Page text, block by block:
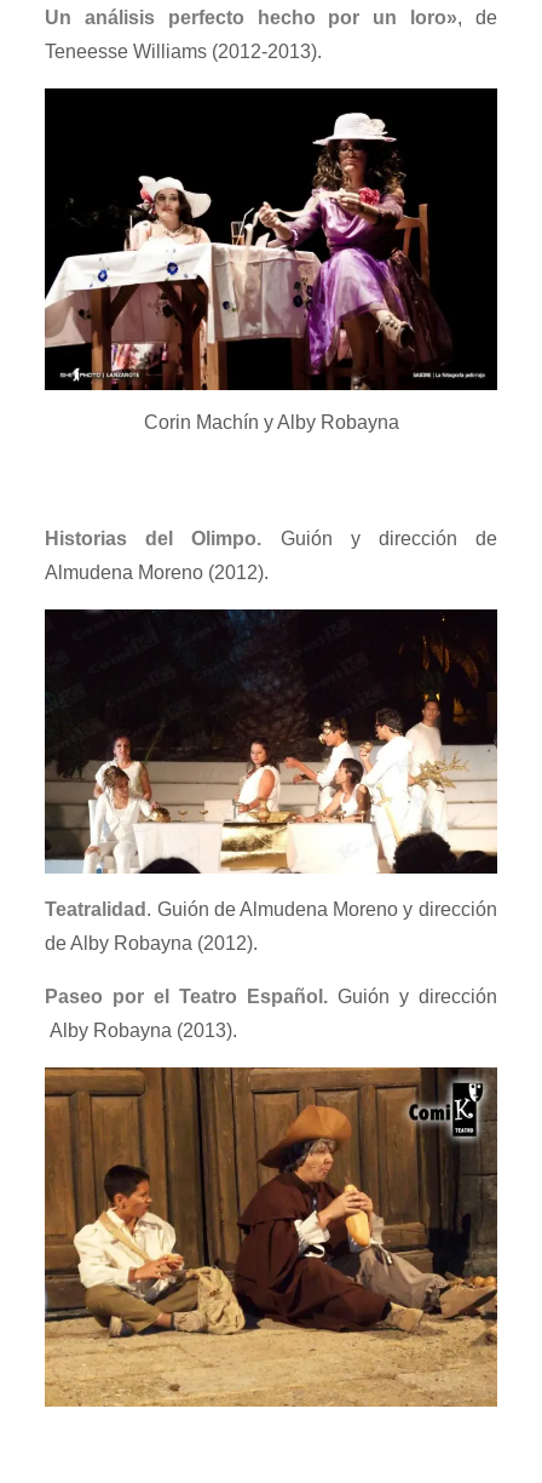
Un análisis perfecto hecho por un loro», de
Teneesse Williams (2012-2013).
Corin Machín y Alby Robayna
Historias del Olimpo. Guión y dirección de
Almudena Moreno (2012).
Teatralidad . Guión de Almudena Moreno y dirección
de Alby Robayna (2012).
Paseo por el Teatro Español.Guión y dirección
Alby Robayna (2013).